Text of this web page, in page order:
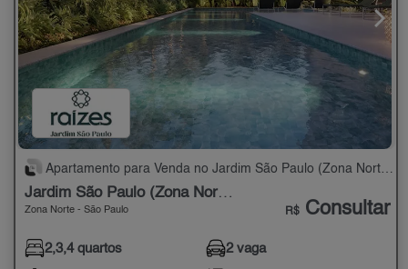
Apartamento para Venda no Jardim São Paulo (Zona Norte) com 2,3,4 quartos - 106 a 127 m²
Jardim São Paulo (Zona Norte)
Zona Norte - São Paulo R$ Consultar
2,3,4 quartos 2 vaga